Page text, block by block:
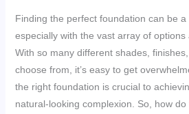
Finding the perfect foundation can be a
especially with the vast array of options
With so many different shades,
choose from, it’s easy to get
the right foundation is crucial to
natural-looking complexion. So, how do